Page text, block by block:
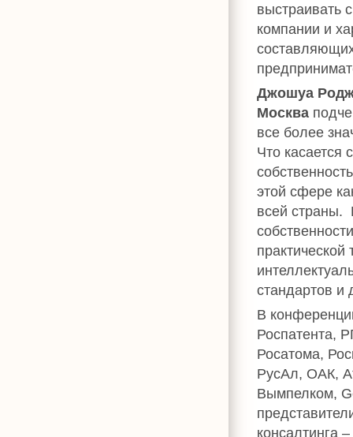
выстраивать
компании и
Джошуа
Москва
все более
Что касается
этой сфере
всей страны.
стандартов и
В
Роспатента,
Росатома,
РусАл, ОАК,
Вымпелком,
консалтинга